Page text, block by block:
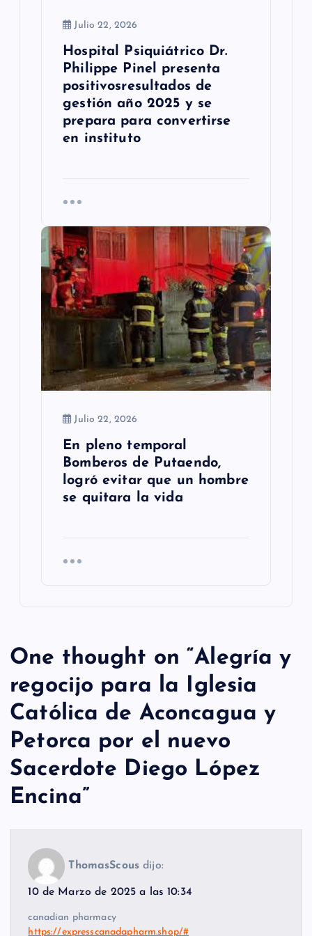
Julio 22, 2026
Hospital Psiquiátrico Dr.
Philippe Pinel presenta
positivosresultados de
gestión año 2025 y se
prepara para convertirse
en instituto
Julio 22, 2026
En pleno temporal
Bomberos de Putaendo,
logró evitar que un hombre
se quitara la vida
One thought on “Alegría y
regocijo para la Iglesia
Católica de Aconcagua y
Petorca por el nuevo
Sacerdote Diego López
Encina”
ThomasScous dijo:
10 de Marzo de 2025 a las 10:34
canadian pharmacy
https://expresscanadapharm.shop/#